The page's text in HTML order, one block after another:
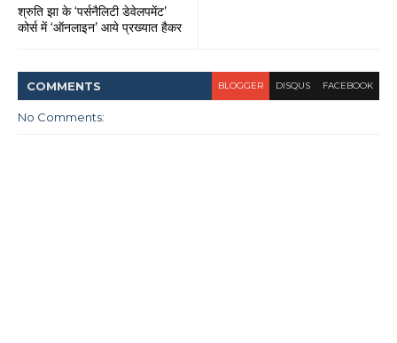
श्रुति झा के ‘पर्सनैलिटी डेवेलपमेंट’
कोर्स में ‘ऑनलाइन’ आये प्रख्यात हैकर
COMMENTS BLOGGER DISQUS FACEBOOK
No Comments: